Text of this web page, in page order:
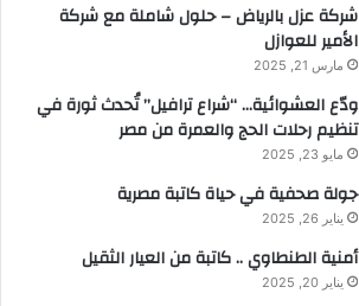
شركة عزل بالرياض – حلول شاملة مع شركة
الأمير للعوازل
مارس 21, 2025
ودّع العشوائية… “شراع ترافيل” تُحدث ثورة في
تنظيم رحلات الحج والعمرة من مصر
مايو 23, 2025
جولة صحفية في حياة كاتبة مصرية
يناير 26, 2025
أمنية الطنطاوي .. كاتبة من العيار الثقيل
يناير 20, 2025